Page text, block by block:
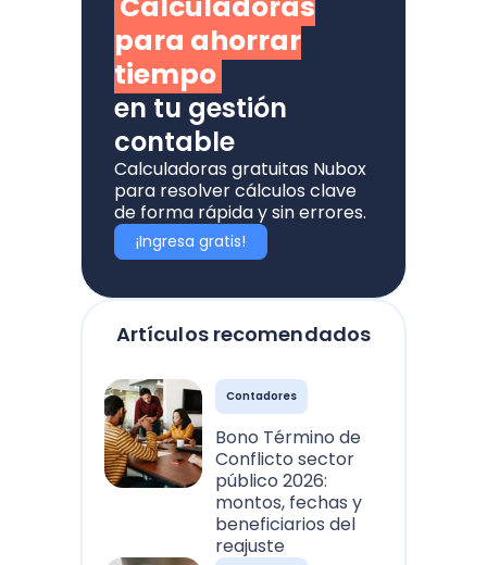
Artículos recomendados
Contadores
Bono Término de
Conflicto sector
público 2026:
montos, fechas y
beneficiarios del
reajuste
para ahorrar
tiempo
en tu gestión
contable
Calculadoras gratuitas Nubox
para resolver cálculos clave
de forma rápida y sin errores.
¡Ingresa gratis!